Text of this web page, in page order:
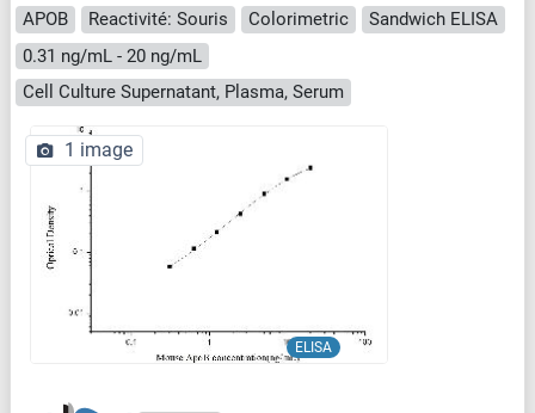
APOB Reactivité: Souris Colorimetric
Sandwich ELISA
0.31 ng/mL - 20 ng/mL
Cell Culture Supernatant, Plasma, Serum
ELISA
1 image